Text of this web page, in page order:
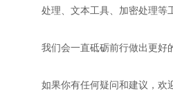
处理、文本工具、加密处理等
我们会一直砥砺前行做出更好
如果你有任何疑问和建议，欢